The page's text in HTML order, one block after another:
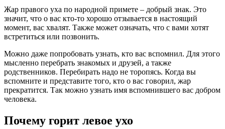
Жар правого уха по народной примете – добрый знак. Это
значит, что о вас кто-то хорошо отзывается в настоящий
момент, вас хвалят. Также может означать, что с вами хотят
встретиться или позвонить.
Можно даже попробовать узнать, кто вас вспомнил. Для этого
мысленно перебрать знакомых и друзей, а также
родственников. Перебирать надо не торопясь. Когда вы
вспомните и представите того, кто о вас говорил, жар
прекратится. Так можно узнать имя вспомнившего вас добром
человека.
Почему горит левое ухо